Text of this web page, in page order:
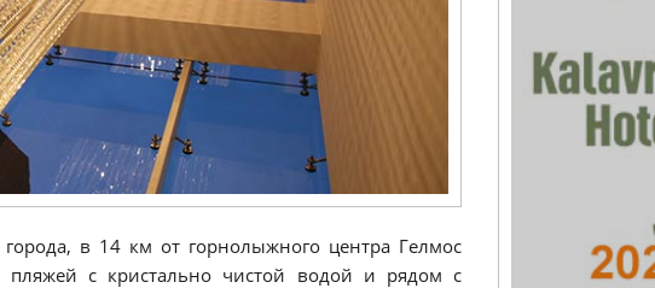
в 14 км от горнолыжного центра Гелмос
с кристально чистой водой и рядом с